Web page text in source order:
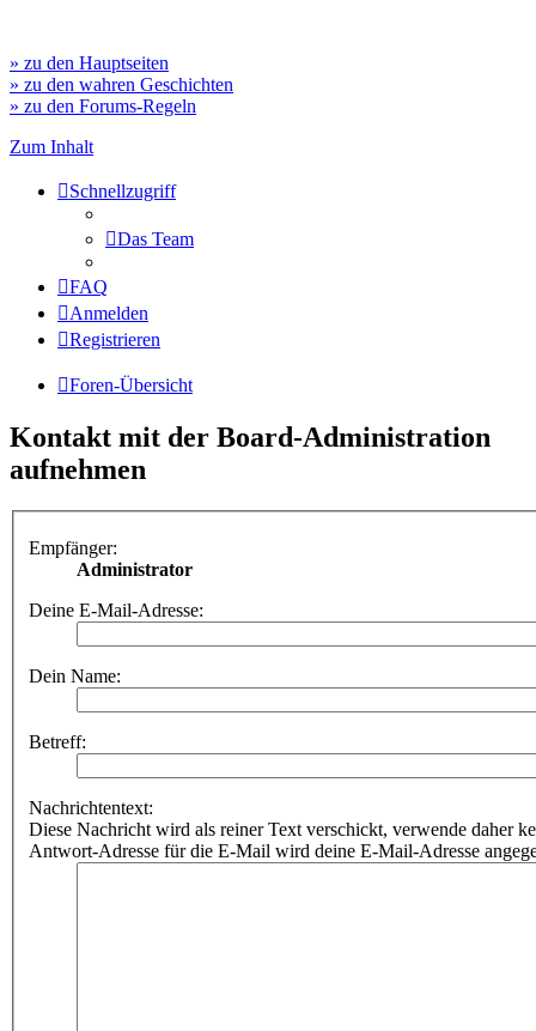
» zu den Hauptseiten
» zu den wahren Geschichten
» zu den Forums-Regeln
Zum Inhalt
Schnellzugriff
Das Team
FAQ
Anmelden
Registrieren
Foren-Übersicht
Kontakt mit der Board-Administration
aufnehmen
Empfänger:
Administrator
Deine E-Mail-Adresse:
Dein Name:
Betreff:
Nachrichtentext:
Diese Nachricht wird als reiner Text verschickt, verwende daher
Antwort-Adresse für die E-Mail wird deine E-Mail-Adresse